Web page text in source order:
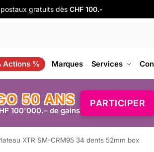
postaux gratuits dèsCHF 100.-
Actions % Marques Services
50 ANS
100'000.– de gains
PARTICIPER
XTR SM-CRM95 34 dents 52mm box